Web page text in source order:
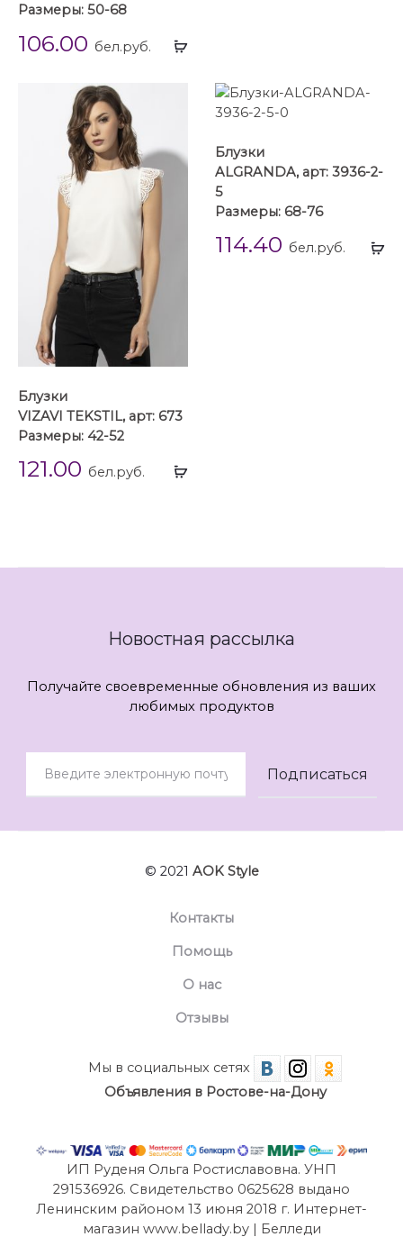
Выбрать
Размеры: 50-68
106.00 бел.руб.
Выбрать
Блузки
VIZAVI TEKSTIL, арт: 673
Размеры: 42-52
121.00 бел.руб.
Блузки
ALGRANDA, арт: 3936-2-
5
Размеры: 68-76
114.40 бел.руб.
Новостная рассылка
Получайте своевременные обновления из ваших
любимых продуктов
© 2021 AOK Style
Контакты
Помощь
О нас
Отзывы
Мы в социальных сетях
Объявления в Ростове-на-Дону
ИП Руденя Ольга Ростиславовна. УНП
291536926. Свидетельство 0625628 выдано
Ленинским районом 13 июня 2018 г. Интернет-
магазин www.bellady.by | Белледи